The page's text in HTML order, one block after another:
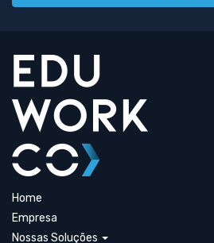
Home
Empresa
Nossas Soluções